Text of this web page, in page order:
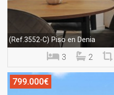
(Ref.3552-C) Piso en Denia
3 2
799.000€